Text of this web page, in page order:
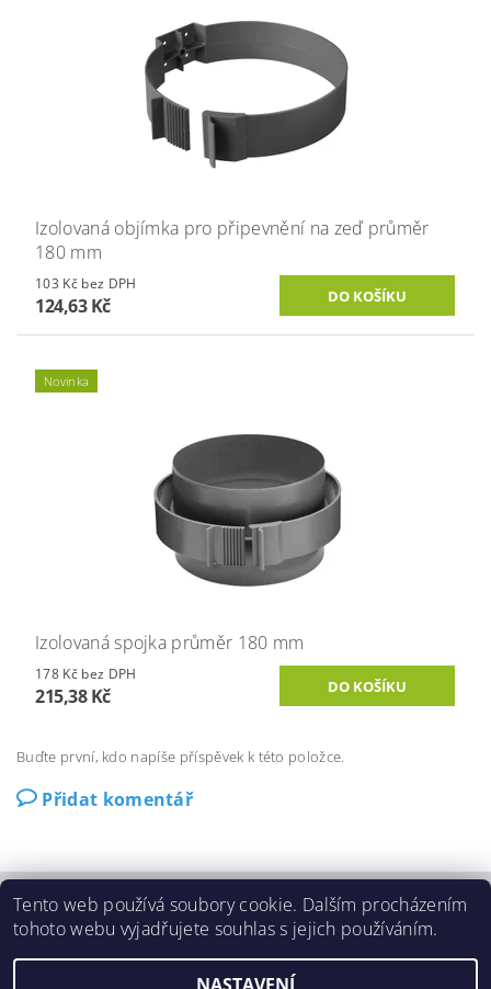
Izolovaná objímka pro připevnění na zeď průměr
180 mm
103 Kč bez DPH
124,63 Kč
Novinka
Izolovaná spojka průměr 180 mm
178 Kč bez DPH
215,38 Kč
Buďte první, kdo napíše příspěvek k této položce.
Přidat komentář
O Beam | Ochrana osobních údajů (GDPR) |
Povinné údaje o firmě dle Zákona 90/2012 Sb.
Tento web používá soubory cookie. Dalším procházením
tohoto webu vyjadřujete souhlas s jejich používáním.